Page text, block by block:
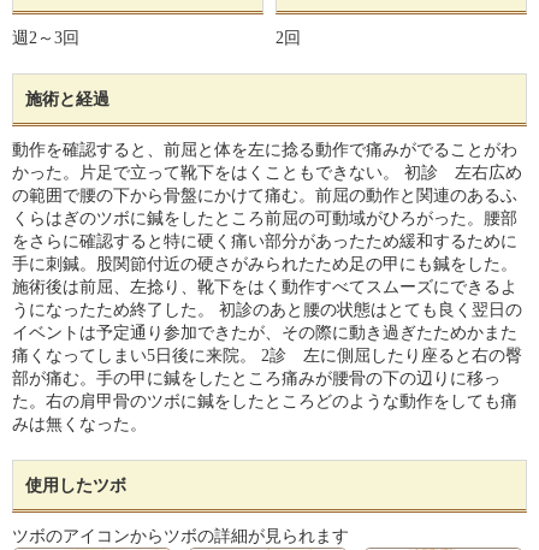
週2～3回 2回
施術と経過
動作を確認すると、前屈と体を左に捻る動作で痛みがでることがわ
かった。片足で立って靴下をはくこともできない。 初診 左右広め
の範囲で腰の下から骨盤にかけて痛む。前屈の動作と関連のあるふ
くらはぎのツボに鍼をしたところ前屈の可動域がひろがった。腰部
をさらに確認すると特に硬く痛い部分があったため緩和するために
手に刺鍼。股関節付近の硬さがみられたため足の甲にも鍼をした。
施術後は前屈、左捻り、靴下をはく動作すべてスムーズにできるよ
うになったため終了した。 初診のあと腰の状態はとても良く翌日の
イベントは予定通り参加できたが、その際に動き過ぎたためかまた
痛くなってしまい5日後に来院。 2診 左に側屈したり座ると右の臀
部が痛む。手の甲に鍼をしたところ痛みが腰骨の下の辺りに移っ
た。右の肩甲骨のツボに鍼をしたところどのような動作をしても痛
みは無くなった。
使用したツボ
ツボのアイコンからツボの詳細が見られます